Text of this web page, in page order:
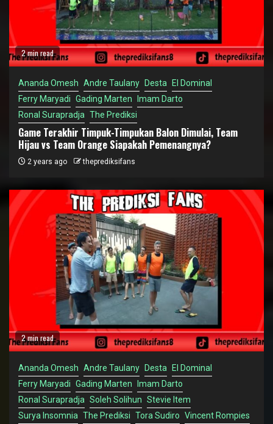
2 min read
Ananda Omesh Andre Taulany Desta
El Dominal
Ferry Maryadi Gading Marten
Imam Darto
Ronal Surapradja The Prediksi
Game Terakhir Timpuk-Timpukan Balon Dimulai, Team
Hijau vs Team Orange Siapakah Pemenangnya?
2 years ago theprediksifans
2 min read
Ananda Omesh Andre Taulany Desta
El Dominal
Ferry Maryadi Gading Marten
Imam Darto
Ronal Surapradja Soleh Solihun Stevie Item
Surya Insomnia The Prediksi Tora Sudiro Vincent Rompies